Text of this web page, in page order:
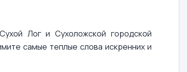
Лог и Сухоложской городской
самые теплые слова искренних и